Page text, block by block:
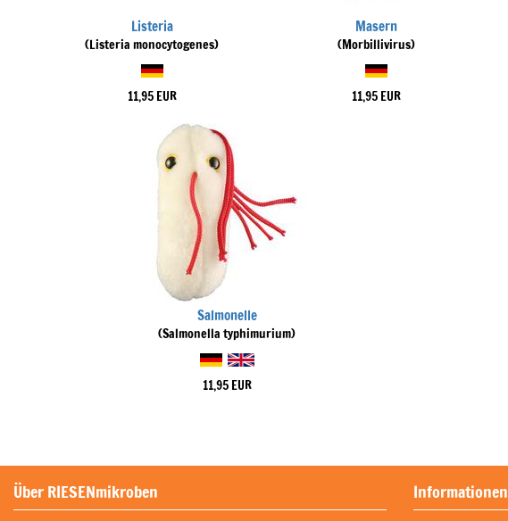
Listeria
(Listeria monocytogenes)
11,95 EUR
Masern
(Morbillivirus)
11,95 EUR
Salmonelle
(Salmonella typhimurium)
11,95 EUR
Über RIESENmikroben Informationen